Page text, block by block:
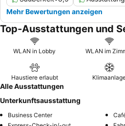
Mehr Bewertungen anzeigen
Top-Ausstattungen und
WLAN in Lobby WLAN im
Haustiere erlaubt
Alle Ausstattungen
Unterkunftsausstattung
Business Center